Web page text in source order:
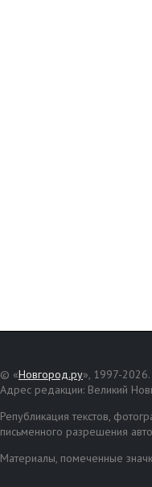
© «Новгород.ру», 1997-2026.
Адрес редакции: Великий
Републикация текстов,
письменного разрешения
Материалы, помеченные